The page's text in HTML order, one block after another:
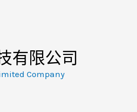
有限公司
Company